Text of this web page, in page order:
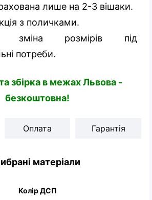
лише на 2-3 вішаки.
з поличками.
зміна розмірів під
потреби.
збірка в межах Львова -
безкоштовна!
Оплата Гарантія
матеріали
Колір ДСП